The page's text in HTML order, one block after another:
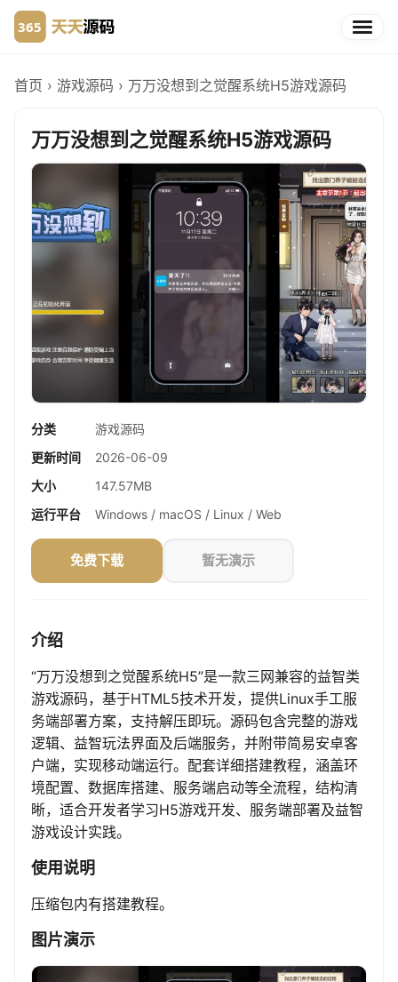
首页 › 游戏源码 › 万万没想到之觉醒系统H5游戏源码
万万没想到之觉醒系统H5游戏源码
分类
游戏源码
更新时间
2026-06-09
大小
147.57MB
运行平台
Windows / macOS / Linux / Web
免费下载 暂无演示
介绍
“万万没想到之觉醒系统H5”是一款三网兼容的益智类
游戏源码，基于HTML5技术开发，提供Linux手工服
务端部署方案，支持解压即玩。源码包含完整的游戏
逻辑、益智玩法界面及后端服务，并附带简易安卓客
户端，实现移动端运行。配套详细搭建教程，涵盖环
境配置、数据库搭建、服务端启动等全流程，结构清
晰，适合开发者学习H5游戏开发、服务端部署及益智
游戏设计实践。
使用说明
压缩包内有搭建教程。
图片演示